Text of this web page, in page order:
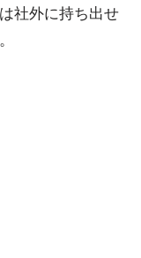
社外に持ち出せ